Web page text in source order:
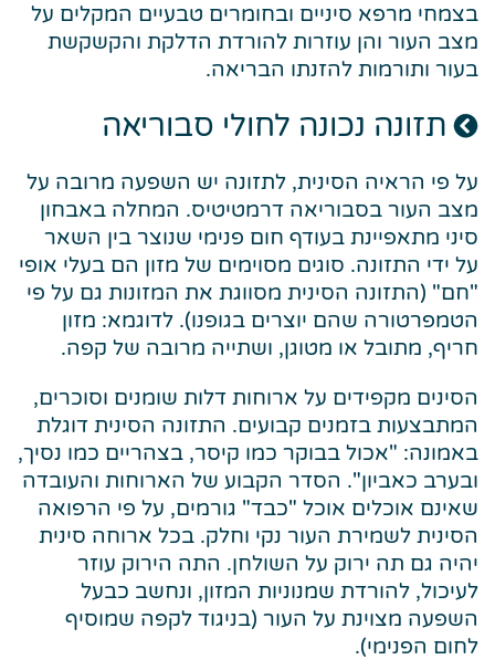
בצמחי מרפא סיניים ובחומרים טבעיים המקלים על
מצב העור והן עוזרות להורדת הדלקת והקשקשת
בעור ותורמות להזנתו הבריאה.
תזונה נכונה לחולי סבוריאה
על פי הראיה הסינית, לתזונה יש השפעה מרובה על
מצב העור בסבוריאה דרמטיטיס. המחלה באבחון
סיני מתאפיינת בעודף חום פנימי שנוצר בין השאר
על ידי התזונה. סוגים מסוימים של מזון הם בעלי אופי
"חם" (התזונה הסינית מסווגת את המזונות גם על פי
הטמפרטורה שהם יוצרים בגופנו). לדוגמא: מזון
חריף, מתובל או מטוגן, ושתייה מרובה של קפה.
הסינים מקפידים על ארוחות דלות שומנים וסוכרים,
המתבצעות בזמנים קבועים. התזונה הסינית דוגלת
באמונה: "אכול בבוקר כמו קיסר, בצהריים כמו נסיך,
ובערב כאביון". הסדר הקבוע של הארוחות והעובדה
שאינם אוכלים אוכל "כבד" גורמים, על פי הרפואה
הסינית לשמירת העור נקי וחלק. בכל ארוחה סינית
יהיה גם תה ירוק על השולחן. התה הירוק עוזר
לעיכול, להורדת שמנוניות המזון, ונחשב כבעל
השפעה מצוינת על העור (בניגוד לקפה שמוסיף
לחום הפנימי).